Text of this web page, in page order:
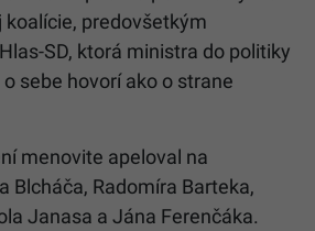
poslancom z
že na úspešné vyslovenie
rady potrebuje
ktorými aktuálne nedisponuje.